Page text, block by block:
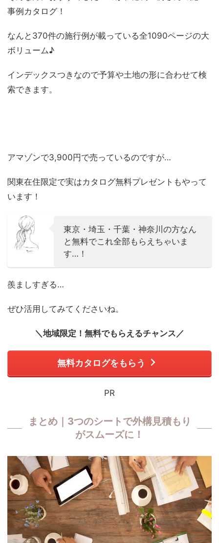
事例カタログ！
なんと370件の施行例が載っている全1090ページの大
ボリューム♪
インデックスつきなので予算や土地の形に合わせて検
索できます。
アマゾンで3,900円で売っているのですが…
関東在住限定で実はカタログ無料プレゼントもやって
います！
東京・埼玉・千葉・神奈川の方なん
と無料でこれ全部もらえちゃいま
す…！
羨ましすぎる…
ぜひ活用してみてくださいね。
＼地域限定！無料でもらえるチャンス／
無料カタログをもらう
PR
まとめ｜3つのシートで外構見積もり
がスムーズに！